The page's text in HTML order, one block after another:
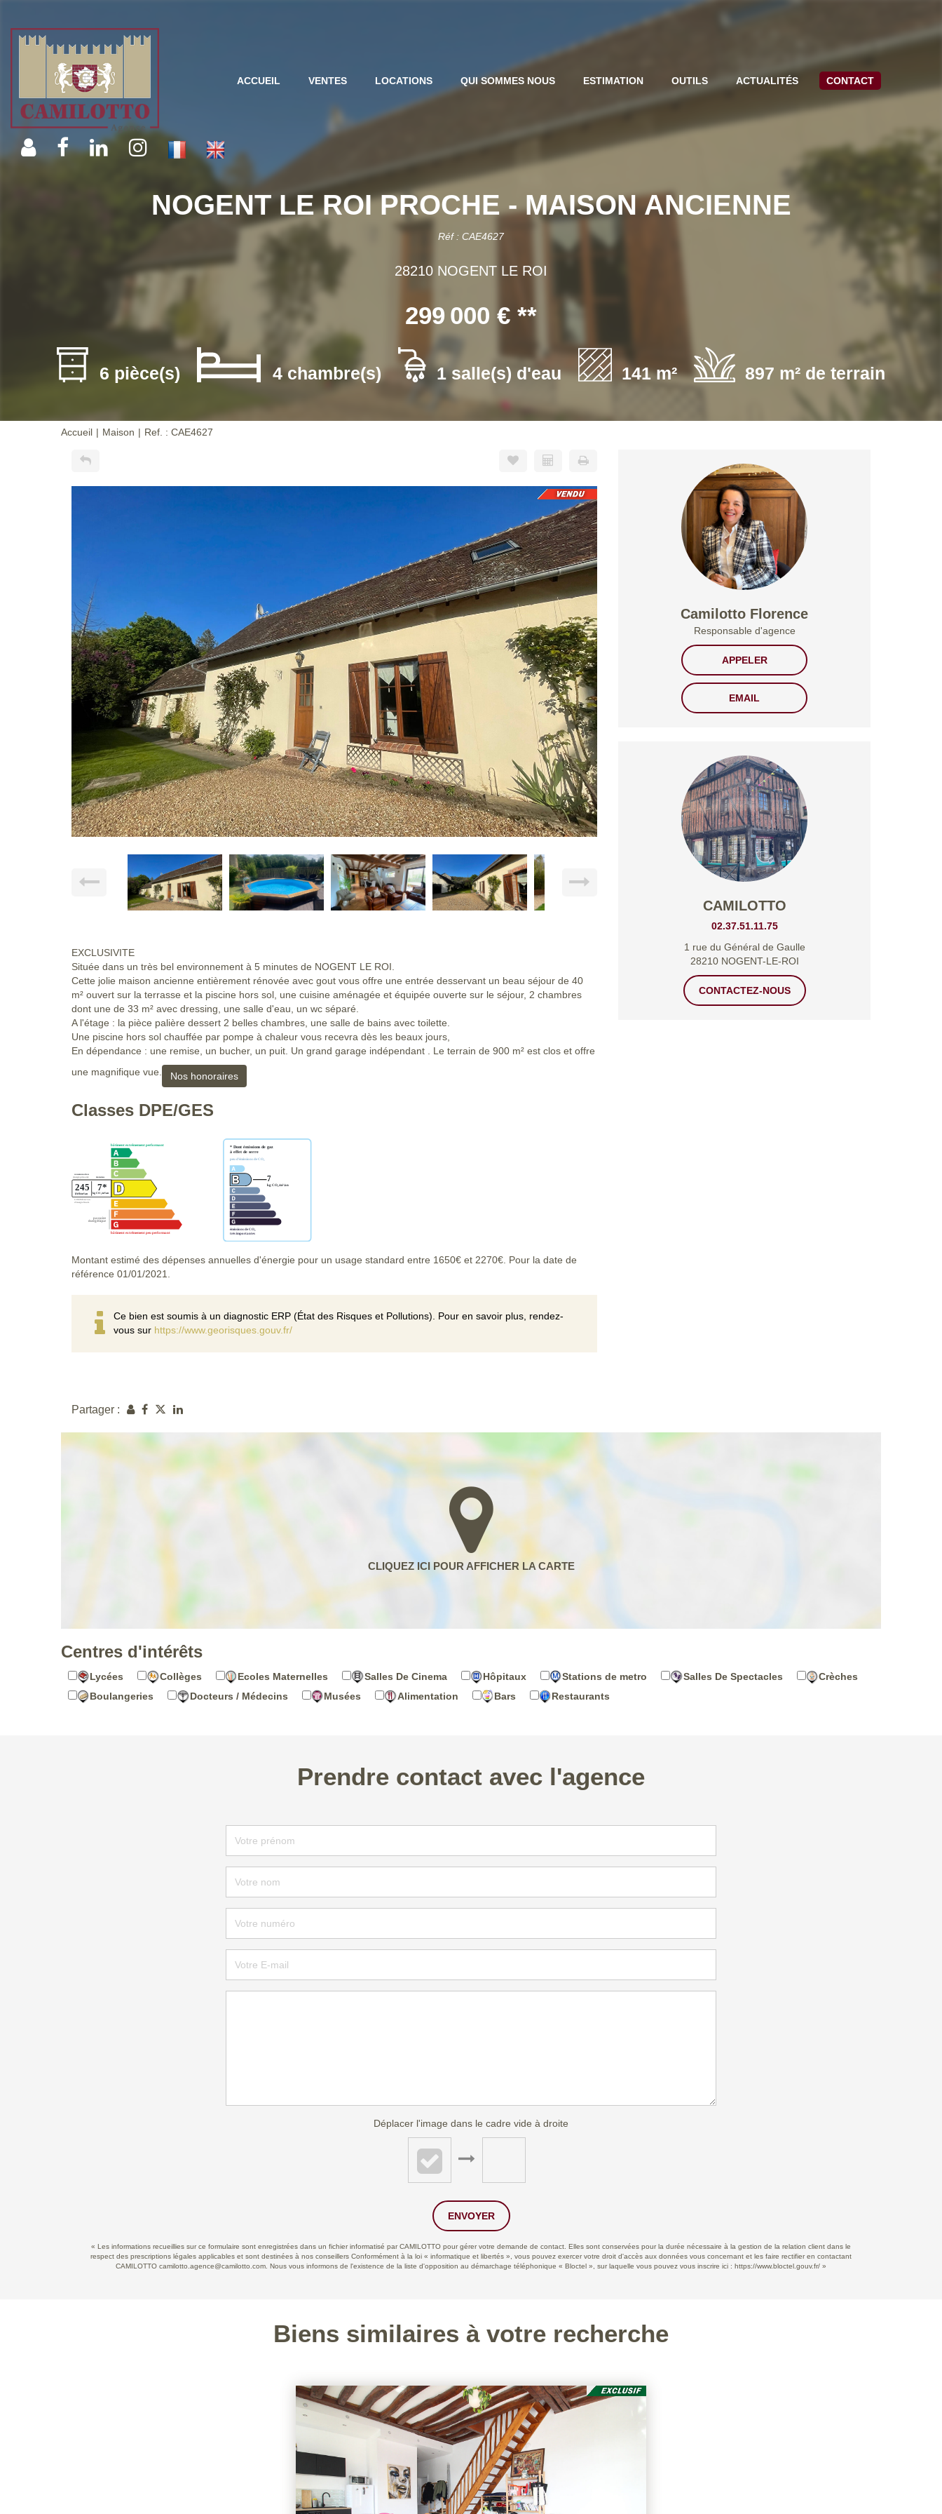
ACCUEIL VENTES LOCATIONS QUI SOMMES NOUS ESTIMATION OUTILS ACTUALITÉS CONTACT
NOGENT LE ROI PROCHE - MAISON ANCIENNE
Réf : CAE4627
28210 NOGENT LE ROI
299 000 € **
6 pièce(s) 4 chambre(s) 1 salle(s) d'eau 141 m² 897 m² de terrain
Accueil Maison Ref. : CAE4627
EXCLUSIVITE
Située dans un très bel environnement à 5 minutes de NOGENT LE ROI.
Cette jolie maison ancienne entièrement rénovée avec gout vous offre une entrée desservant un beau séjour de 40
m² ouvert sur la terrasse et la piscine hors sol, une cuisine aménagée et équipée ouverte sur le séjour, 2 chambres
dont une de 33 m² avec dressing, une salle d'eau, un wc séparé.
A l'étage : la pièce palière dessert 2 belles chambres, une salle de bains avec toilette.
Une piscine hors sol chauffée par pompe à chaleur vous recevra dès les beaux jours,
En dépendance : une remise, un bucher, un puit. Un grand garage indépendant . Le terrain de 900 m² est clos et offre
une magnifique vue.
Nos honoraires
Classes DPE/GES
Montant estimé des dépenses annuelles d'énergie pour un usage standard entre 1650€ et 2270€. Pour la date de
référence 01/01/2021.
Ce bien est soumis à un diagnostic ERP (État des Risques et Pollutions). Pour en savoir plus, rendez-
vous sur https://www.georisques.gouv.fr/
Partager :
Camilotto Florence
Responsable d'agence
APPELER
EMAIL
CAMILOTTO
02.37.51.11.75
1 rue du Général de Gaulle
28210 NOGENT-LE-ROI
CONTACTEZ-NOUS
Centres d'intérêts
Lycées Collèges Ecoles Maternelles Salles De Cinema Hôpitaux Stations de metro Salles De Spectacles
Crèches
Boulangeries
Docteurs / Médecins Musées Alimentation Bars Restaurants
Prendre contact avec l'agence
Déplacer l'image dans le cadre vide à droite
ENVOYER
« Les informations recueillies sur ce formulaire sont enregistrées dans un fichier informatisé par CAMILOTTO pour gérer votre demande de contact. Elles sont conservées pour la durée nécessaire à la gestion de la relation client dans le
respect des prescriptions légales applicables et sont destinées à nos conseillers Conformément à la loi « informatique et libertés », vous pouvez exercer votre droit d'accès aux données vous concernant et les faire rectifier en contactant
CAMILOTTO camilotto.agence@camilotto.com. Nous vous informons de l'existence de la liste d'opposition au démarchage téléphonique « Bloctel », sur laquelle vous pouvez vous inscrire ici : https://www.bloctel.gouv.fr/ »
Biens similaires à votre recherche